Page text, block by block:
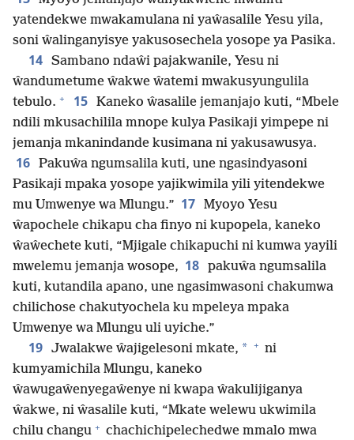
yatendekwe mwakamulana ni yaŵasalile Yesu yila,
soni ŵalinganyisye yakusosechela yosope ya Pasika.
14 Sambano ndaŵi pajakwanile, Yesu ni
ŵandumetume ŵakwe ŵatemi mwakusyungulila
tebulo. + 15 Kaneko ŵasalile jemanjajo kuti, “Mbele
ndili mkusachilila mnope kulya Pasikaji yimpepe ni
jemanja mkanindande kusimana ni yakusawusya.
16 Pakuŵa ngumsalila kuti, une ngasindyasoni
Pasikaji mpaka yosope yajikwimila yili yitendekwe
mu Umwenye wa Mlungu.” 17 Myoyo Yesu
ŵapochele chikapu cha finyo ni kupopela, kaneko
ŵaŵechete kuti, “Mjigale chikapuchi ni kumwa yayili
mwelemu jemanja wosope, 18 pakuŵa ngumsalila
kuti, kutandila apano, une ngasimwasoni chakumwa
chilichose chakutyochela ku mpeleya mpaka
Umwenye wa Mlungu uli uyiche.”
19 Jwalakwe ŵajigelesoni mkate, * + ni
kumyamichila Mlungu, kaneko
ŵawugaŵenyegaŵenye ni kwapa ŵakulijiganya
ŵakwe, ni ŵasalile kuti, “Mkate welewu ukwimila
chilu changu + chachichipelechedwe mmalo mwa